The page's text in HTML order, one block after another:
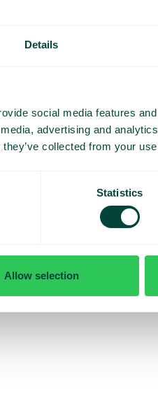
Details
social media features
advertising and
collected from your
Statistics
Allow selection